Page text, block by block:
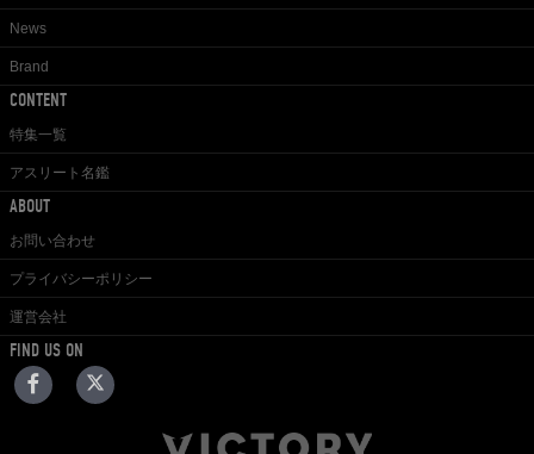
News
Brand
CONTENT
特集一覧
アスリート名鑑
ABOUT
お問い合わせ
プライバシーポリシー
運営会社
FIND US ON